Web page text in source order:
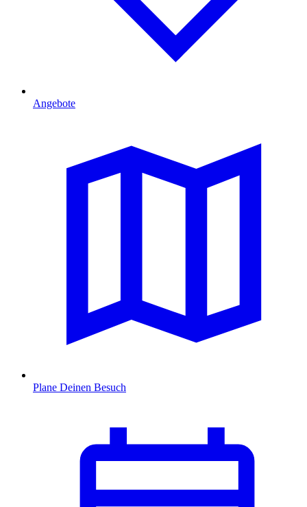
Angebote
Plane Deinen Besuch